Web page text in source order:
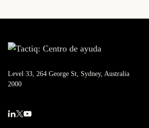
Level 33, 264 George St, Sydney, Australia
2000